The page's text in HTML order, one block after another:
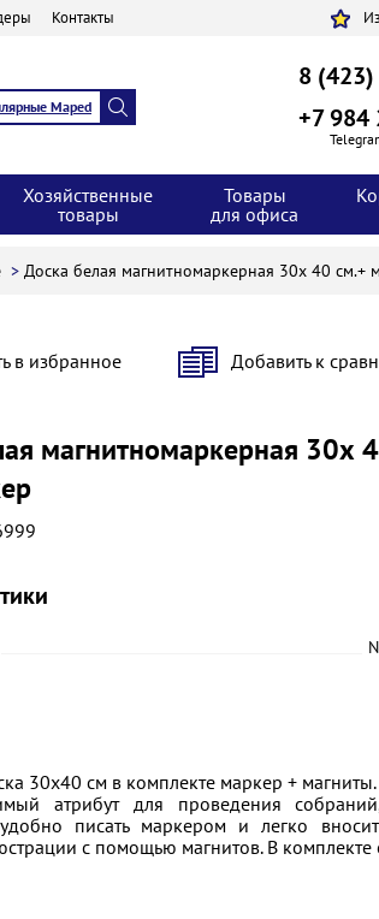
Контакты
Maped
8
+7 984
Хозяйственные
товары
Товары
для офиса
> Доска белая магнитномаркерная 30х 40 см.+
в избранное Добавить к
магнитномаркерная 30х
30х40 см в комплекте маркер + магниты.
атрибут для проведения
писать маркером и легко
с помощью магнитов. В комплекте